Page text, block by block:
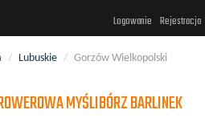
Logowanie Rejestracja
/ Lubuskie / Gorzów Wielkopolski
MYŚLIBÓRZ BARLINEK